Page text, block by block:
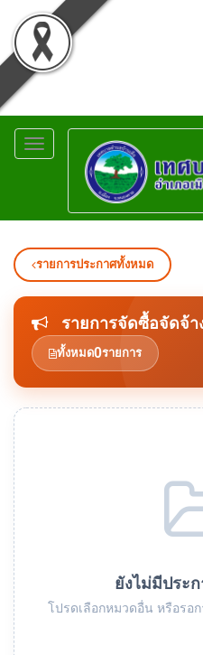
Toggle
navigation
รายการประกาศทั้งหมด
รายการจัดซื้อจัดจ้า
ทั้งหมด0รายการ
ยังไม่มีประ
โปรดเลือกหมวดอื่น หรือรอ